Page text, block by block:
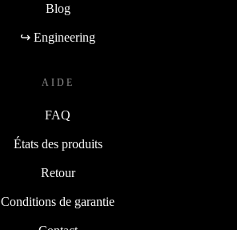
Blog
↪ Engineering
AIDE
FAQ
États des produits
Retour
Conditions de garantie